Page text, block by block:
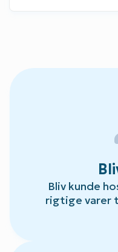
Bliv kunde
rigtige varer